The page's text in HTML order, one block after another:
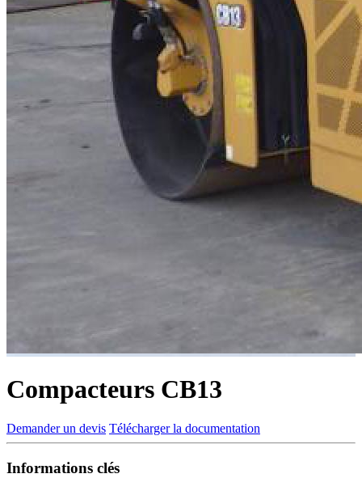
Compacteurs CB13
Demander un devis Télécharger la documentation
Informations clés